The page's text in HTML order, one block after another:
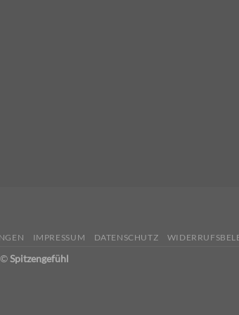
IMPRESSUM DATENSCHUTZ
©Spitzengefühl